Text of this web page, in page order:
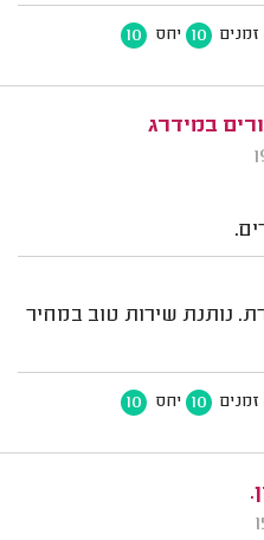
זמנים 10 יחס 10
במידרג
נותנת שירות טוב במחיר
זמנים 10 יחס 10